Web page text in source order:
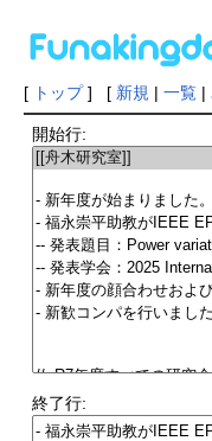
[ トップ] [ 新規 | 一覧|
開始行:
終了行: